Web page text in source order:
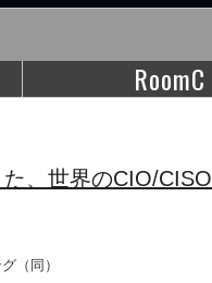
RoomC
、世界のCIO/
（同）